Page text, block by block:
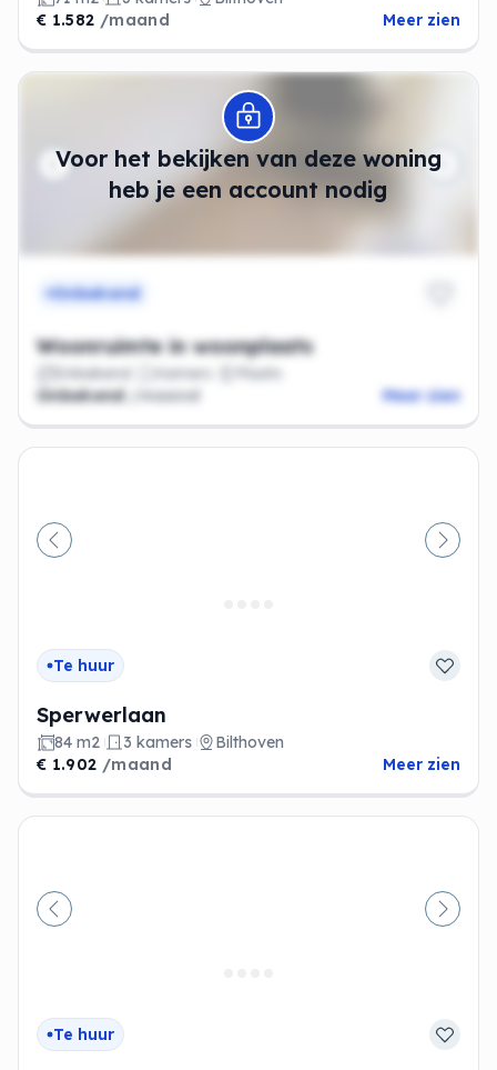
€ 1.582 /maand Meer zien
Voor het bekijken van deze woning
heb je een account nodig
Modal openen
Onbekend
Woonruimte in woonplaats
Onbekend Kamers
Plaats
Onbekend
/maand Meer zien
Vorige
Te huur
Sperwerlaan
84 m2 3 kamers
Bilthoven
€ 1.902 /maand Meer zien
Vorige
Te huur